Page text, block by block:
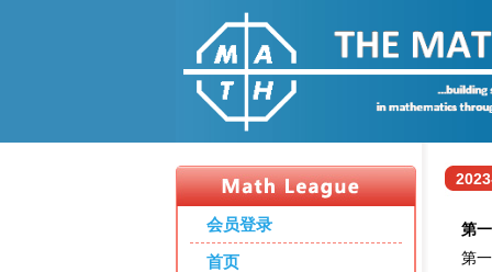
会员登录
首页
第
第